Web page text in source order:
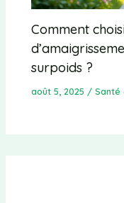
Comment
surpoids ?
août 5, 2025 /Santé